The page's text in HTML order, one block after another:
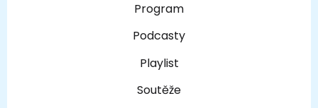
Program
Podcasty
Playlist
Soutěže